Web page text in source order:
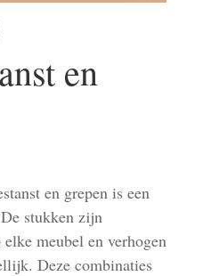
en
en grepen is een
stukken zijn
meubel en verhogen
Deze combinaties